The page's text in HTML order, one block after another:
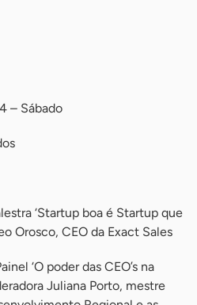
– Sábado
‘Startup boa é Startup que
Orosco, CEO da Exact Sales
‘O poder das CEO’s na
Juliana Porto, mestre